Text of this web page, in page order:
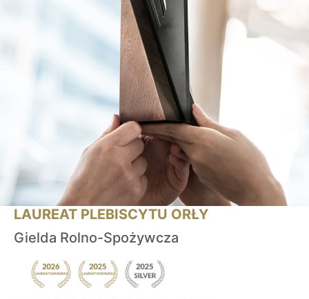
LAUREAT PLEBISCYTU ORŁY
Gielda Rolno-Spożywcza